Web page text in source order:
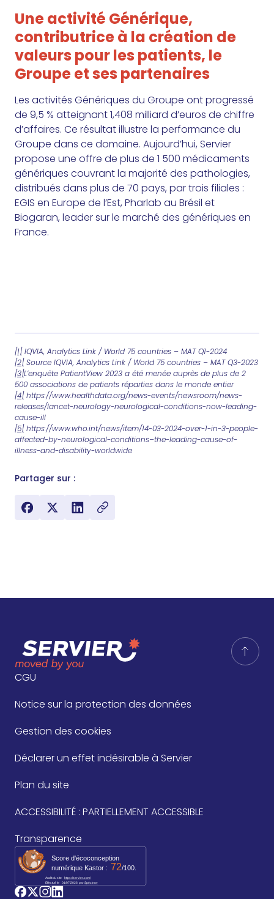
Une activité Générique,
contributrice à la création de
valeurs pour les patients, le
Groupe et ses partenaires
Les activités Génériques du Groupe ont progressé
de 9,5 % atteignant 1,408 milliard d’euros de chiffre
d’affaires. Ce résultat illustre la performance du
Groupe dans ce domaine. Aujourd’hui, Servier
propose une offre de plus de 1 500 médicaments
génériques couvrant la majorité des pathologies,
distribués dans plus de 70 pays, par trois filiales :
EGIS en Europe de l’Est, Pharlab au Brésil et
Biogaran, leader sur le marché des génériques en
France.
[1]IQVIA, Analytics Link / World 75 countries – MAT Q1-2024
[2]Source IQVIA, Analytics Link / World 75 countries – MAT Q3-2023
[3]L’enquête PatientView 2023 a été menée auprès de plus de 2
500 associations de patients réparties dans le monde entier
[4]https://www.healthdata.org/news-events/newsroom/news-
releases/lancet-neurology-neurological-conditions-now-leading-
cause-ill
[5]https://www.who.int/news/item/14-03-2024-over-1-in-3-people-
affected-by-neurological-conditions–the-leading-cause-of-
illness-and-disability-worldwide
Partager sur :
CGU
Notice sur la protection des données
Gestion des cookies
Déclarer un effet indésirable à Servier
Plan du site
ACCESSIBILITÉ : PARTIELLEMENT ACCESSIBLE
Transparence
Score d'écoconception
numérique Kastor : 72/100.
Audit du site https://servier.com/
Effectué le 01/07/2026 par Spécinov
logo_facebook
logo_twitter
logo_instagram
logo_linkedin